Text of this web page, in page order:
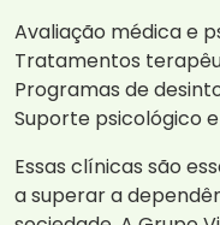
Avaliação médica e
Tratamentos
Programas de
Suporte psicológico
Essas clínicas são
a superar a